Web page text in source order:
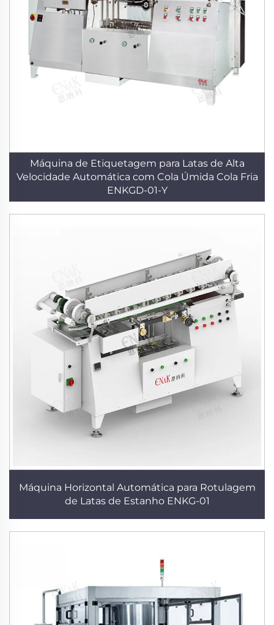
Máquina de Etiquetagem para Latas de Alta
Velocidade Automática com Cola Úmida Cola Fria
ENKGD-01-Y
Máquina Horizontal Automática para Rotulagem
de Latas de Estanho ENKG-01